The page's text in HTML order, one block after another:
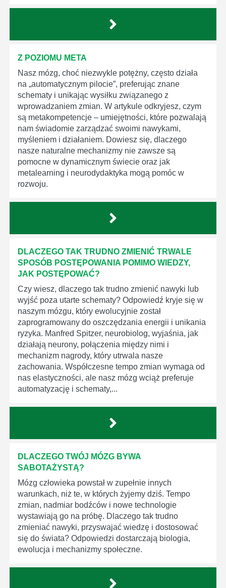
Z POZIOMU META
Nasz mózg, choć niezwykle potężny, często działa
na „automatycznym pilocie”, preferując znane
schematy i unikając wysiłku związanego z
wprowadzaniem zmian. W artykule odkryjesz, czym
są metakompetencje – umiejętności, które pozwalają
nam świadomie zarządzać swoimi nawykami,
myśleniem i działaniem. Dowiesz się, dlaczego
nasze naturalne mechanizmy nie zawsze są
pomocne w dynamicznym świecie oraz jak
metalearning i neurodydaktyka mogą pomóc w
rozwoju.
DLACZEGO TAK TRUDNO ZMIENIĆ TRWALE
SPOSÓB POSTĘPOWANIA POMIMO WIEDZY,
JAK POSTĘPOWAĆ?
Czy wiesz, dlaczego tak trudno zmienić nawyki lub
wyjść poza utarte schematy? Odpowiedź kryje się w
naszym mózgu, który ewolucyjnie został
zaprogramowany do oszczędzania energii i unikania
ryzyka. Manfred Spitzer, neurobiolog, wyjaśnia, jak
działają neurony, połączenia między nimi i
mechanizm nagrody, który utrwala nasze
zachowania. Współczesne tempo zmian wymaga od
nas elastyczności, ale nasz mózg wciąż preferuje
automatyzację i schematy,...
DLACZEGO TWÓJ MÓZG BYWA
SABOTAŻYSTĄ?
Mózg człowieka powstał w zupełnie innych
warunkach, niż te, w których żyjemy dziś. Tempo
zmian, nadmiar bodźców i nowe technologie
wystawiają go na próbę. Dlaczego tak trudno
zmieniać nawyki, przyswajać wiedzę i dostosować
się do świata? Odpowiedzi dostarczają biologia,
ewolucja i mechanizmy społeczne.